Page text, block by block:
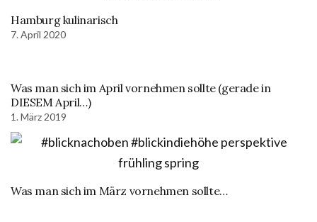
Hamburg kulinarisch
7. April 2020
Was man sich im April vornehmen sollte (gerade in
DIESEM April…)
1. März 2019
Was man sich im März vornehmen sollte…